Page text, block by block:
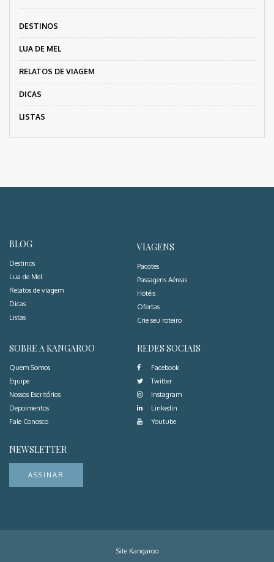
DESTINOS
LUA DE MEL
RELATOS DE VIAGEM
DICAS
LISTAS
BLOG
Destinos
Lua de Mel
Relatos de viagem
Dicas
Listas
VIAGENS
Pacotes
Passagens Aéreas
Hotéis
Ofertas
Crie seu roteiro
SOBRE A KANGAROO
Quem Somos
Equipe
Nossos Escritórios
Depoimentos
Fale Conosco
REDES SOCIAIS
Facebook
Twitter
Instagram
Linkedin
Youtube
NEWSLETTER
ASSINAR
Site Kangaroo